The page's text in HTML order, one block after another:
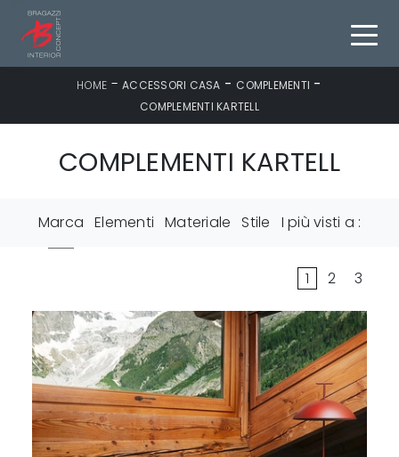
HOME -ACCESSORI CASA - COMPLEMENTI -
COMPLEMENTI KARTELL
COMPLEMENTI KARTELL
Marca Elementi Materiale Stile I più visti a :
1 2 3